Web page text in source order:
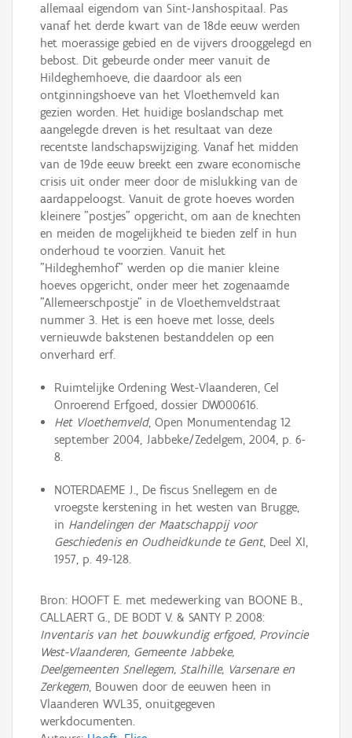
allemaal eigendom van Sint-Janshospitaal. Pas
vanaf het derde kwart van de 18de eeuw werden
het moerassige gebied en de vijvers drooggelegd en
bebost. Dit gebeurde onder meer vanuit de
Hildeghemhoeve, die daardoor als een
ontginningshoeve van het Vloethemveld kan
gezien worden. Het huidige boslandschap met
aangelegde dreven is het resultaat van deze
recentste landschapswijziging. Vanaf het midden
van de 19de eeuw breekt een zware economische
crisis uit onder meer door de mislukking van de
aardappeloogst. Vanuit de grote hoeves worden
kleinere "postjes" opgericht, om aan de knechten
en meiden de mogelijkheid te bieden zelf in hun
onderhoud te voorzien. Vanuit het
"Hildeghemhof" werden op die manier kleine
hoeves opgericht, onder meer het zogenaamde
"Allemeerschpostje" in de Vloethemveldstraat
nummer 3. Het is een hoeve met losse, deels
vernieuwde bakstenen bestanddelen op een
onverhard erf.
Ruimtelijke Ordening West-Vlaanderen, Cel
Onroerend Erfgoed, dossier DW000616.
Het Vloethemveld, Open Monumentendag 12
september 2004, Jabbeke/Zedelgem, 2004, p. 6-
8.
NOTERDAEME J., De fiscus Snellegem en de
vroegste kerstening in het westen van Brugge,
in Handelingen der Maatschappij voor
Geschiedenis en Oudheidkunde te Gent, Deel XI,
1957, p. 49-128.
Bron: HOOFT E. met medewerking van BOONE B.,
CALLAERT G., DE BODT V. & SANTY P. 2008:
Inventaris van het bouwkundig erfgoed, Provincie
West-Vlaanderen, Gemeente Jabbeke,
Deelgemeenten Snellegem, Stalhille, Varsenare en
Zerkegem, Bouwen door de eeuwen heen in
Vlaanderen WVL35, onuitgegeven
werkdocumenten.